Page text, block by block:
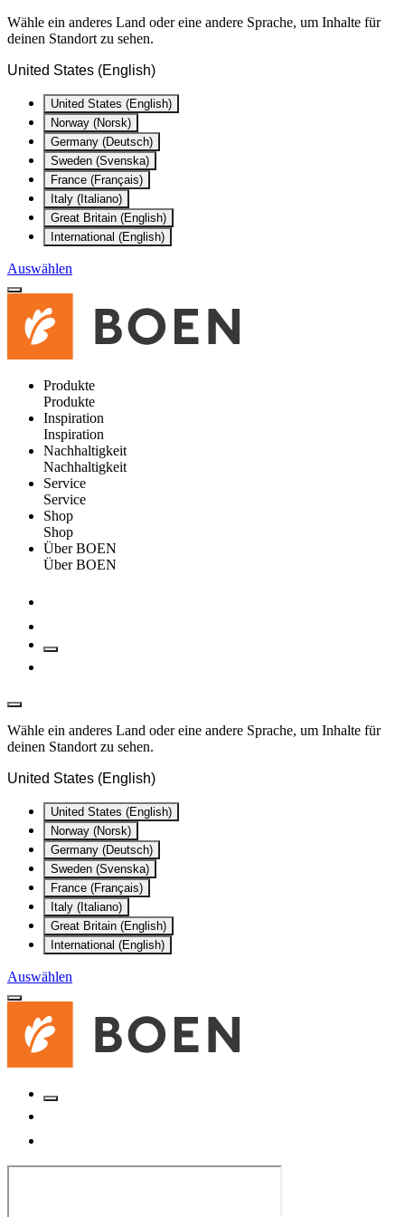
Wähle ein anderes Land oder eine andere Sprache, um Inhalte für
deinen Standort zu sehen.
United States (English)
United States (English)
Norway (Norsk)
Germany (Deutsch)
Sweden (Svenska)
France (Français)
Italy (Italiano)
Great Britain (English)
International (English)
Auswählen
Produkte
Produkte
Inspiration
Inspiration
Nachhaltigkeit
Nachhaltigkeit
Service
Service
Shop
Shop
Über BOEN
Über BOEN
Wähle ein anderes Land oder eine andere Sprache, um Inhalte für
deinen Standort zu sehen.
United States (English)
United States (English)
Norway (Norsk)
Germany (Deutsch)
Sweden (Svenska)
France (Français)
Italy (Italiano)
Great Britain (English)
International (English)
Auswählen